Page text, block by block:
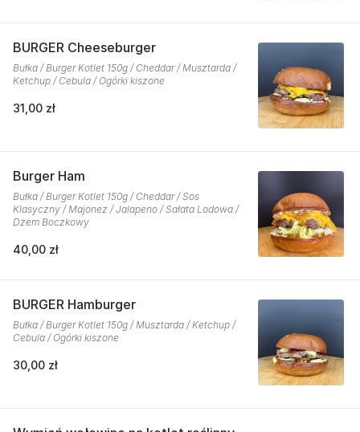
BURGER Cheeseburger
Bułka / Burger Kotlet 150g / Cheddar / Musztarda /
Ketchup / Cebula / Ogórki kiszone
31,00 zł
Burger Ham
Bułka / Burger Kotlet 150g / Cheddar / Sos
Klasyczny / Majonez / Jalapeno / Sałata Lodowa /
Dżem Boczkowy
40,00 zł
BURGER Hamburger
Bułka / Burger Kotlet 150g / Musztarda / Ketchup /
Cebula / Ogórki kiszone
30,00 zł